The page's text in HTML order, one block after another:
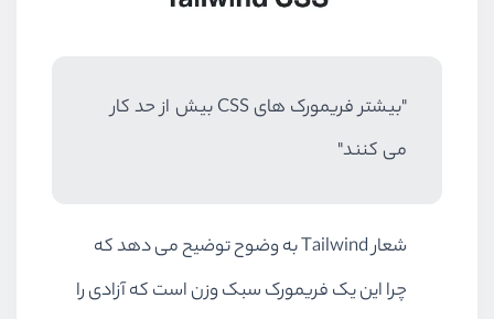
"بیشتر فریمورک های CSS بیش از حد کار
می کنند"
شعار Tailwind به وضوح توضیح می دهد که
چرا این یک فریمورک سبک وزن است که آزادی را